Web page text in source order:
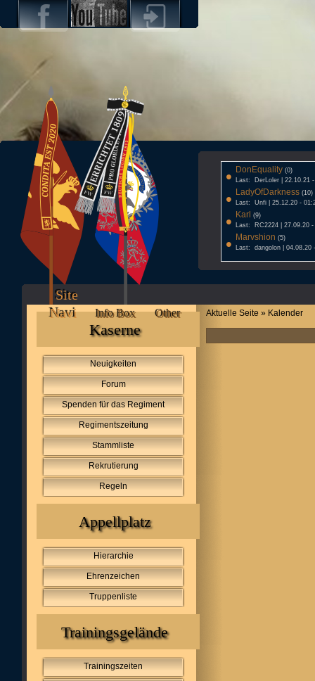
• DonEquality (0)
Last: DerLoler | 22.10.21
• LadyOfDarkness (10)
Last: Unfi | 25.12.20 -
• Karl (9)
Last: RC2224 | 27.09.20 -
• Marvshion (5)
Last: dangolon | 04.08.20
Site
Navi
Info Box Other
Kaserne
Neuigkeiten
Forum
Spenden für das Regiment
Regimentszeitung
Stammliste
Rekrutierung
Regeln
Appellplatz
Hierarchie
Ehrenzeichen
Truppenliste
Trainingsgelände
Trainingszeiten
Aktuelle Seite » Kalender